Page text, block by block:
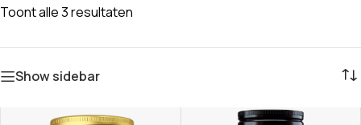
Toont alle 3 resultaten
Show sidebar